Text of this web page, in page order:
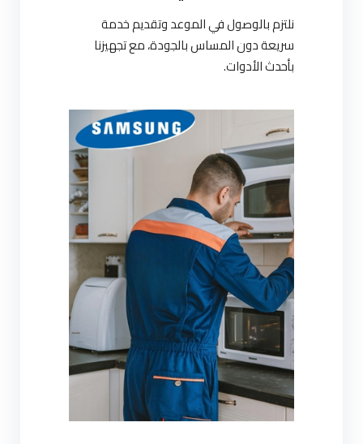
نلتزم بالوصول في الموعد وتقديم خدمة
سريعة دون المساس بالجودة، مع تجهيزنا
بأحدث الأدوات.